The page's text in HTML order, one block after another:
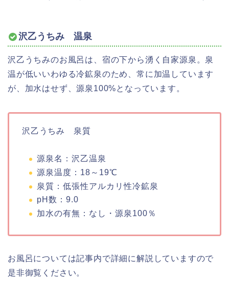
沢乙うちみ 温泉
沢乙うちみのお風呂は、宿の下から湧く自家源泉。泉
温が低いいわゆる冷鉱泉のため、常に加温しています
が、加水はせず、源泉100%となっています。
沢乙うちみ 泉質
源泉名：沢乙温泉
源泉温度：18～19℃
泉質：低張性アルカリ性冷鉱泉
pH数：9.0
加水の有無：なし・源泉100％
お風呂については記事内で詳細に解説していますので
是非御覧ください。